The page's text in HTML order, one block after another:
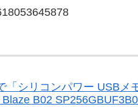
「シリコンパワー USBメ
Blaze B02